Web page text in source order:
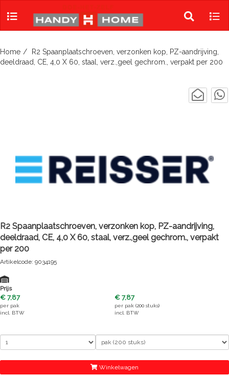
Toggle
search
Home
R2 Spaanplaatschroeven, verzonken kop, PZ-aandrijving,
deeldraad, CE, 4,0 X 60, staal, verz.,geel gechrom., verpakt per 200
R2 Spaanplaatschroeven, verzonken kop, PZ-aandrijving,
deeldraad, CE, 4,0 X 60, staal, verz.,geel gechrom., verpakt
per 200
Artikelcode: 9034195
Prijs
€ 7,87
per pak
incl. BTW
€ 7,87
per pak (200 stuks)
incl. BTW
Winkelwagen